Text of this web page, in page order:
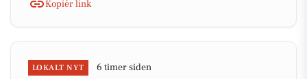
Kopiér link
LOKALT NYT 6 timer siden